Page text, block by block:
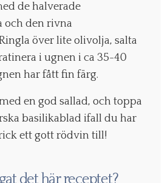
de halverade
och den rivna
över lite olivolja, salta
i ugnen i ca 35-40
har fått fin färg.
en god sallad, och toppa
basilikablad ifall du har
ett gott rödvin till!
det här receptet?